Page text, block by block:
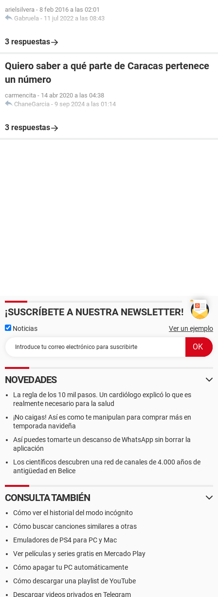
arielsilvera - 8 feb 2016 a las 02:01
Gabruela - 11 jul 2022 a las 08:43
3 respuestas
Quiero saber a qué parte de Caracas pertenece
un número
carmencita - 14 abr 2020 a las 04:38
ChaneGarcia - 9 sep 2024 a las 01:14
3 respuestas
¡SUSCRÍBETE A NUESTRA NEWSLETTER!
Noticias Ver un ejemplo
NOVEDADES
La regla de los 10 mil pasos. Un cardiólogo explicó lo que es
realmente necesario para la salud
¡No caigas! Así es como te manipulan para comprar más en
temporada navideña
Así puedes tomarte un descanso de WhatsApp sin borrar la
aplicación
Los científicos descubren una red de canales de 4.000 años de
antigüedad en Belice
CONSULTA TAMBIÉN
Cómo ver el historial del modo incógnito
Cómo buscar canciones similares a otras
Emuladores de PS4 para PC y Mac
Ver películas y series gratis en Mercado Play
Cómo apagar tu PC automáticamente
Cómo descargar una playlist de YouTube
Descargar videos privados en Telegram